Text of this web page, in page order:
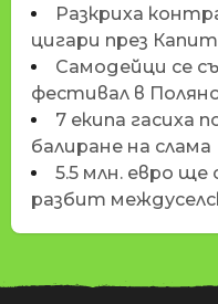
Разкриха
цигари през
Самодейци се
фестивал в
7 екипа гасиха
балиране на слама
5.5 млн. евро
разбит